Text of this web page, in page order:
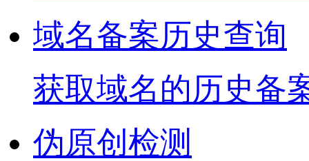
域名备案历史查询
获取域名的历史备
伪原创检测